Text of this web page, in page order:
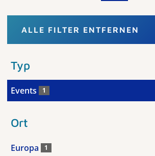
ALLE FILTER ENTFERNEN
Typ
Events 1
Ort
Europa 1